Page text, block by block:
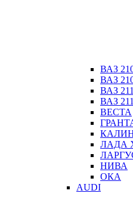
ВАЗ
ВАЗ
ВАЗ
ВАЗ
ВЕСТА
ЛАДА
НИВА
ОКА
AUDI